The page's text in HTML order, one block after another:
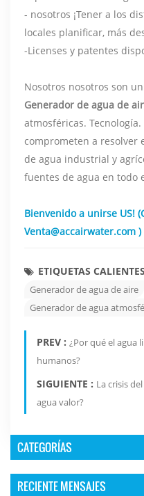
- nosotros ¡Tener a los
locales planificar, más
-Licenses y patentes
Nosotros nosotros son
Generador de agua de
atmosféricas.
comprometen a resolver
de agua industrial y
fuentes de agua en todo
Bienvenido a unirse US!
Venta@accairwater.com )
ETIQUETAS
Generador de agua de aire
Generador de agua
PREV : ¿Por qué el agua
humanos?
SIGUIENTE : La crisis
agua valor?
CATEGORÍAS
RECIENTE MENSAJES